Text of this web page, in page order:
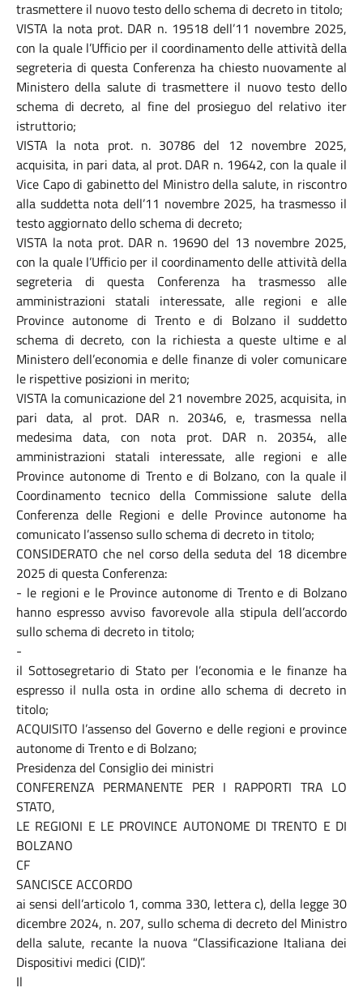
trasmettere il nuovo testo dello schema di decreto in titolo;
VISTA la nota prot. DAR n. 19518 dell’11 novembre 2025,
con la quale l’Ufficio per il coordinamento delle attività della
segreteria di questa Conferenza ha chiesto nuovamente al
Ministero della salute di trasmettere il nuovo testo dello
schema di decreto, al fine del prosieguo del relativo iter
istruttorio;
VISTA la nota prot. n. 30786 del 12 novembre 2025,
acquisita, in pari data, al prot. DAR n. 19642, con la quale il
Vice Capo di gabinetto del Ministro della salute, in riscontro
alla suddetta nota dell’11 novembre 2025, ha trasmesso il
testo aggiornato dello schema di decreto;
VISTA la nota prot. DAR n. 19690 del 13 novembre 2025,
con la quale l’Ufficio per il coordinamento delle attività della
segreteria di questa Conferenza ha trasmesso alle
amministrazioni statali interessate, alle regioni e alle
Province autonome di Trento e di Bolzano il suddetto
schema di decreto, con la richiesta a queste ultime e al
Ministero dell’economia e delle finanze di voler comunicare
le rispettive posizioni in merito;
VISTA la comunicazione del 21 novembre 2025, acquisita, in
pari data, al prot. DAR n. 20346, e, trasmessa nella
medesima data, con nota prot. DAR n. 20354, alle
amministrazioni statali interessate, alle regioni e alle
Province autonome di Trento e di Bolzano, con la quale il
Coordinamento tecnico della Commissione salute della
Conferenza delle Regioni e delle Province autonome ha
comunicato l’assenso sullo schema di decreto in titolo;
CONSIDERATO che nel corso della seduta del 18 dicembre
2025 di questa Conferenza:
- le regioni e le Province autonome di Trento e di Bolzano
hanno espresso avviso favorevole alla stipula dell’accordo
sullo schema di decreto in titolo;
-
il Sottosegretario di Stato per l’economia e le finanze ha
espresso il nulla osta in ordine allo schema di decreto in
titolo;
ACQUISITO l’assenso del Governo e delle regioni e province
autonome di Trento e di Bolzano;
Presidenza del Consiglio dei ministri
CONFERENZA PERMANENTE PER I RAPPORTI TRA LO
STATO,
LE REGIONI E LE PROVINCE AUTONOME DI TRENTO E DI
BOLZANO
CF
SANCISCE ACCORDO
ai sensi dell’articolo 1, comma 330, lettera c), della legge 30
dicembre 2024, n. 207, sullo schema di decreto del Ministro
della salute, recante la nuova “Classificazione Italiana dei
Dispositivi medici (CID)”.
Il